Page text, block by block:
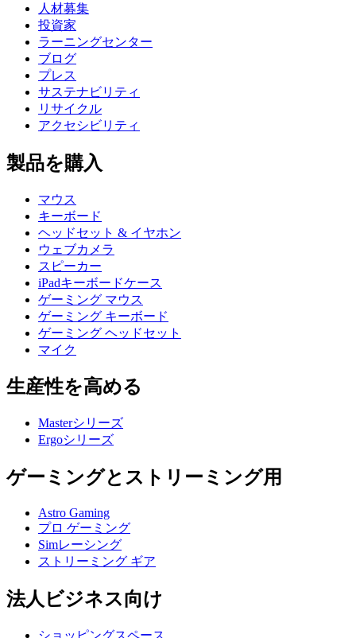
人材募集
投資家
ラーニングセンター
ブログ
プレス
サステナビリティ
リサイクル
アクセシビリティ
製品を購入
マウス
キーボード
ヘッドセット & イヤホン
ウェブカメラ
スピーカー
iPadキーボードケース
ゲーミング マウス
ゲーミング キーボード
ゲーミング ヘッドセット
マイク
生産性を高める
Masterシリーズ
Ergoシリーズ
ゲーミングとストリーミング用
Astro Gaming
プロ ゲーミング
Simレーシング
ストリーミング ギア
法人ビジネス向け
ショッピングスペース